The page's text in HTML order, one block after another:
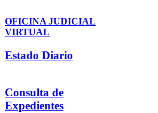
OFICINA JUDICIAL
VIRTUAL
Estado Diario
Consulta de
Expedientes